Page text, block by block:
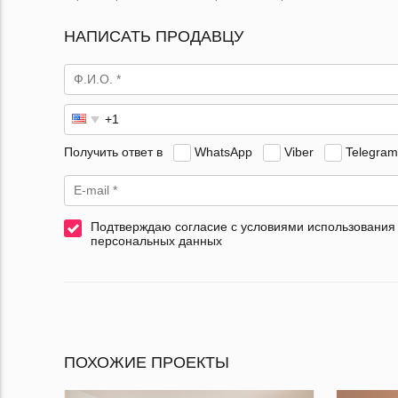
НАПИСАТЬ ПРОДАВЦУ
Получить ответ в WhatsApp Viber Telegram
Подтверждаю согласие с условиями использования
персональных данных
ПОХОЖИЕ ПРОЕКТЫ